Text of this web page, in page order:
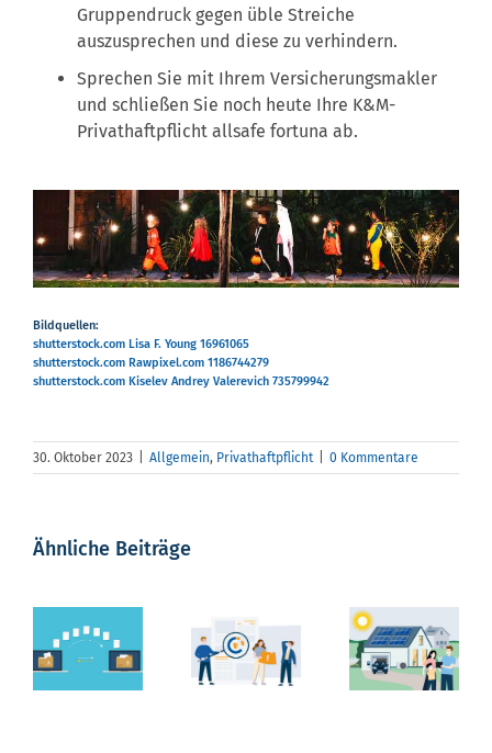
Gruppendruck gegen üble Streiche
auszusprechen und diese zu verhindern.
Sprechen Sie mit Ihrem Versicherungsmakler
und schließen Sie noch heute Ihre K&M-
Privathaftpflicht allsafe fortuna ab.
Bildquellen:
shutterstock.com Lisa F. Young 16961065
shutterstock.com Rawpixel.com 1186744279
shutterstock.com Kiselev Andrey Valerevich 735799942
30. Oktober 2023 Allgemein, Privathaftpflicht 0 Kommentare
Ähnliche Beiträge
Vorsicht
gefährlichen
Lücken
im
startet
mit